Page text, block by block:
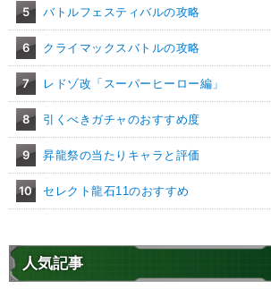
5 バトルフェスティバルの攻略
6 クライマックスバトルの攻略
7 レドゾ改「スーパーヒーロー編」
8 引くべきガチャのおすすめ度
9 昇龍祭の当たりキャラと評価
10 セレクト龍石11のおすすめ
人気記事